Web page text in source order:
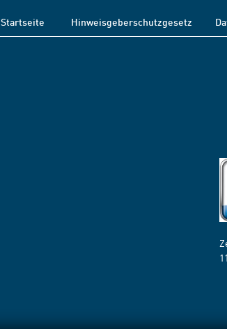
Startseite Hinweisgeberschutzgesetz